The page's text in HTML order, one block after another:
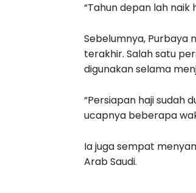
“Tahun depan lah naik
Sebelumnya, Purbaya
terakhir. Salah satu
digunakan selama
“Persiapan haji sudah
ucapnya beberapa
Ia juga sempat
Arab Saudi.